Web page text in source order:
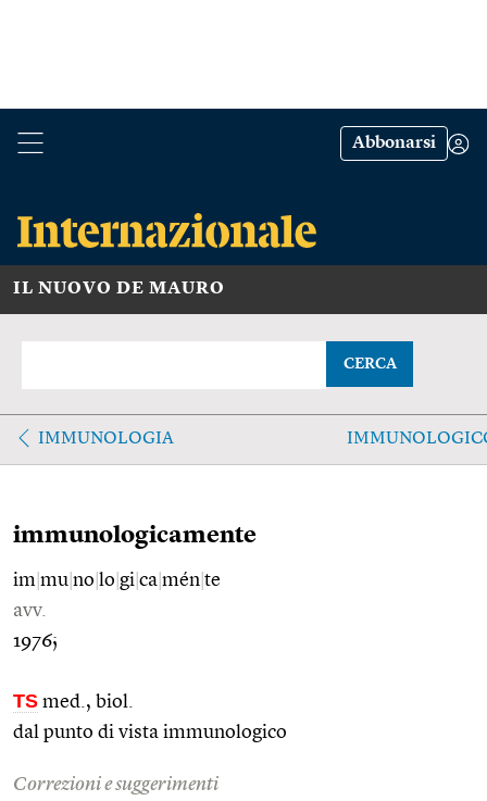
Abbonarsi
IL NUOVO DE MAURO
CERCA
IMMUNOLOGIA
immunologicamente
im mu no lo gi ca mén te
avv.
1976;
TS med., biol.
dal punto di vista immunologico
Correzioni e suggerimenti